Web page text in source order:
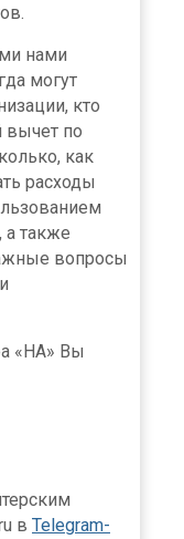
нами
могут
кто
вычет по
как
расходы
а также
вопросы
«НА» Вы
в Telegram-